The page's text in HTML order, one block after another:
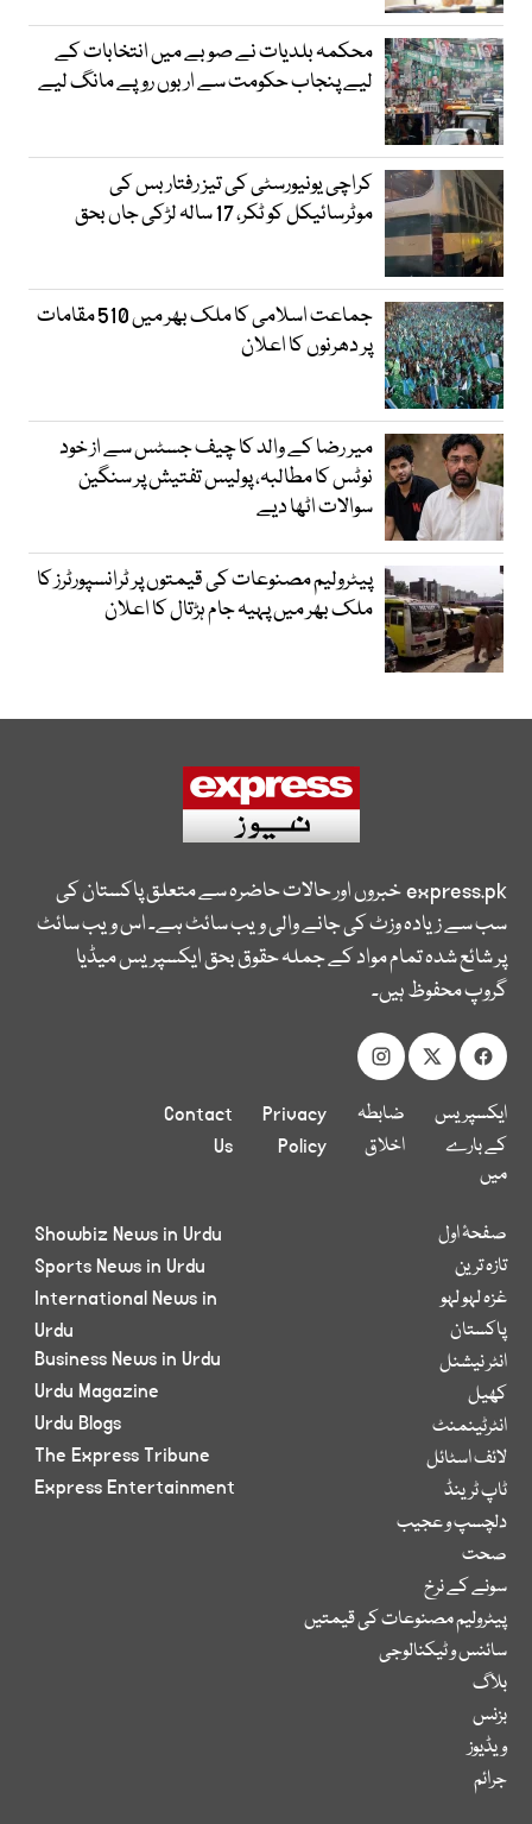
محکمہ بلدیات نے صوبے میں انتخابات کے
لیے پنجاب حکومت سے اربوں روپے مانگ لیے
کراچی یونیورسٹی کی تیز رفتار بس کی
موٹرسائیکل کو ٹکر، 17 سالہ لڑکی جاں بحق
جماعت اسلامی کا ملک بھر میں 510 مقامات
پر دھرنوں کا اعلان
میر رضا کے والد کا چیف جسٹس سے از خود
نوٹس کا مطالبہ، پولیس تفتیش پر سنگین
سوالات اٹھا دیے
پیٹرولیم مصنوعات کی قیمتوں پر ٹرانسپورٹرز کا
ملک بھر میں پہیہ جام ہڑتال کا اعلان
express.pkخبروں اور حالات حاضرہ سے متعلق پاکستان کی
سب سے زیادہ وزٹ کی جانے والی ویب سائٹ ہے۔ اس ویب سائٹ
پر شائع شدہ تمام مواد کے جملہ حقوق بحق ایکسپریس میڈیا
گروپ محفوظ ہیں۔
ایکسپریس
کے بارے
میں
ضابطہ
اخلاق
Privacy
Policy
Contact
Us
صفحۂ اول
تازہ ترین
غزہ لہو لہو
پاکستان
انٹر نیشنل
کھیل
انٹرٹینمنٹ
لائف اسٹائل
ٹاپ ٹرینڈ
دلچسپ و عجیب
صحت
سونے کے نرخ
پیٹرولیم مصنوعات کی قیمتیں
سائنس و ٹیکنالوجی
بلاگ
بزنس
ویڈیوز
جرائم
Showbiz News in Urdu
Sports News in Urdu
International News in
Urdu
Business News in Urdu
Urdu Magazine
Urdu Blogs
The Express Tribune
Express Entertainment